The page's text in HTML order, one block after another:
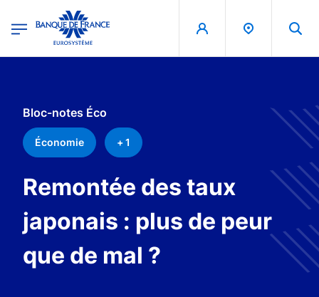
Banque de France - Menu Principal
Bloc-notes Éco
Économie + 1
Remontée des taux
japonais : plus de peur
que de mal ?